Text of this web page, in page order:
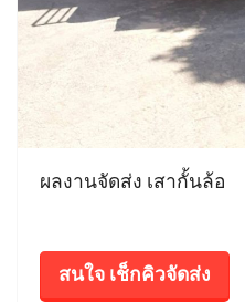
ผลงานจัดส่ง เสากั้นล้อ
สนใจ เช็กคิวจัดส่ง